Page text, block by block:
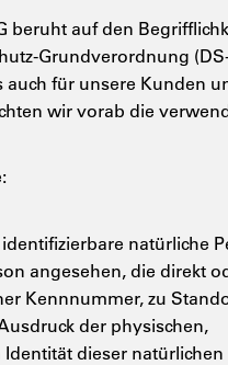
beruht auf den
Grundverordnung
für unsere Kunden
wir vorab die
natürliche
angesehen, die direkt
Kennnummer, zu
der physischen,
dieser natürlichen